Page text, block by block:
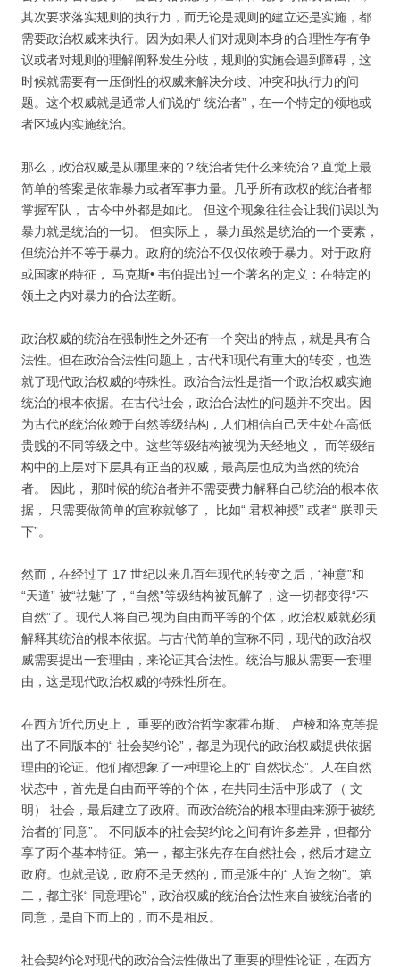
其次要求落实规则的执行力，而无论是规则的建立还是实施，都
需要政治权威来执行。因为如果人们对规则本身的合理性存有争
议或者对规则的理解阐释发生分歧，规则的实施会遇到障碍，这
时候就需要有一压倒性的权威来解决分歧、冲突和执行力的问
题。这个权威就是通常人们说的“ 统治者”，在一个特定的领地或
者区域内实施统治。
那么，政治权威是从哪里来的？统治者凭什么来统治？直觉上最
简单的答案是依靠暴力或者军事力量。几乎所有政权的统治者都
掌握军队， 古今中外都是如此。 但这个现象往往会让我们误以为
暴力就是统治的一切。 但实际上， 暴力虽然是统治的一个要素，
但统治并不等于暴力。政府的统治不仅仅依赖于暴力。对于政府
或国家的特征， 马克斯• 韦伯提出过一个著名的定义：在特定的
领土之内对暴力的合法垄断。
政治权威的统治在强制性之外还有一个突出的特点，就是具有合
法性。但在政治合法性问题上，古代和现代有重大的转变，也造
就了现代政治权威的特殊性。政治合法性是指一个政治权威实施
统治的根本依据。在古代社会，政治合法性的问题并不突出。因
为古代的统治依赖于自然等级结构，人们相信自己天生处在高低
贵贱的不同等级之中。这些等级结构被视为天经地义， 而等级结
构中的上层对下层具有正当的权威，最高层也成为当然的统治
者。 因此， 那时候的统治者并不需要费力解释自己统治的根本依
据， 只需要做简单的宣称就够了， 比如“ 君权神授” 或者“ 朕即天
下”。
然而，在经过了 17 世纪以来几百年现代的转变之后，“神意”和
“天道” 被“祛魅”了，“自然”等级结构被瓦解了，这一切都变得“不
自然”了。现代人将自己视为自由而平等的个体，政治权威就必须
解释其统治的根本依据。与古代简单的宣称不同，现代的政治权
威需要提出一套理由，来论证其合法性。统治与服从需要一套理
由，这是现代政治权威的特殊性所在。
在西方近代历史上， 重要的政治哲学家霍布斯、 卢梭和洛克等提
出了不同版本的“ 社会契约论”，都是为现代的政治权威提供依据
理由的论证。他们都想象了一种理论上的“ 自然状态”。人在自然
状态中，首先是自由而平等的个体，在共同生活中形成了（ 文
明） 社会，最后建立了政府。而政治统治的根本理由来源于被统
治者的“同意”。 不同版本的社会契约论之间有许多差异，但都分
享了两个基本特征。第一，都主张先存在自然社会，然后才建立
政府。也就是说，政府不是天然的，而是派生的“ 人造之物”。第
二，都主张“ 同意理论”，政治权威的统治合法性来自被统治者的
同意，是自下而上的，而不是相反。
社会契约论对现代的政治合法性做出了重要的理性论证，在西方